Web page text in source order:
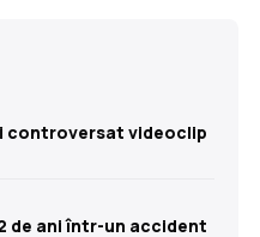
controversat videoclip
de ani într-un accident